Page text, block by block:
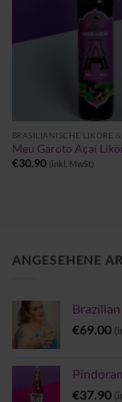
Meu Garoto Açaí
€30.90 (inkl. MwSt)
ANGESEHENE
€69.00
€37.90